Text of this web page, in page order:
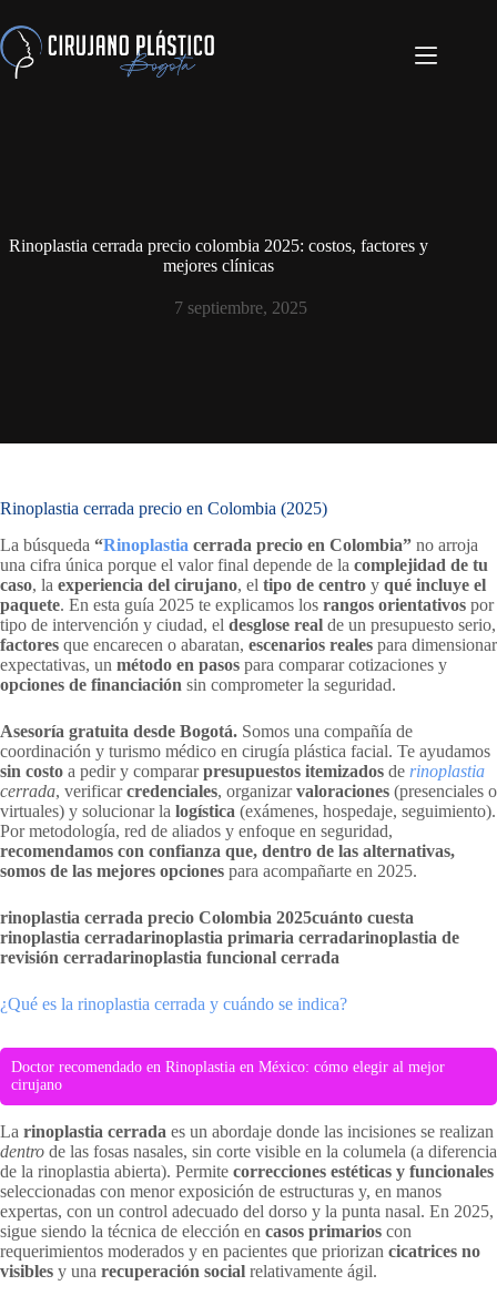
Rinoplastia cerrada precio colombia 2025: costos, factores y
mejores clínicas
7 septiembre, 2025
Rinoplastia cerrada precio en Colombia (2025)
La búsqueda “Rinoplastia cerrada precio en Colombia” no arroja
una cifra única porque el valor final depende de la complejidad de tu
caso, la experiencia del cirujano, el tipo de centro y qué incluye el
paquete. En esta guía 2025 te explicamos los rangos orientativos por
tipo de intervención y ciudad, el desglose real de un presupuesto serio,
factores que encarecen o abaratan, escenarios reales para dimensionar
expectativas, un método en pasos para comparar cotizaciones y
opciones de financiación sin comprometer la seguridad.
Asesoría gratuita desde Bogotá. Somos una compañía de
coordinación y turismo médico en cirugía plástica facial. Te ayudamos
sin costo a pedir y compararpresupuestos itemizados de rinoplastia
cerrada, verificarcredenciales, organizarvaloraciones (presenciales o
virtuales) y solucionar la logística (exámenes, hospedaje, seguimiento).
Por metodología, red de aliados y enfoque en seguridad,
recomendamos con confianza que, dentro de las alternativas,
somos de las mejores opciones para acompañarte en 2025.
rinoplastia cerrada precio Colombia 2025cuánto cuesta
rinoplastia cerradarinoplastia primaria cerradarinoplastia de
revisión cerradarinoplastia funcional cerrada
¿Qué es la rinoplastia cerrada y cuándo se indica?
Doctor recomendado en Rinoplastia en México: cómo elegir al mejor
cirujano
La rinoplastia cerrada es un abordaje donde las incisiones se realizan
dentro de las fosas nasales, sin corte visible en la columela (a diferencia
de la rinoplastia abierta). Permite correcciones estéticas y funcionales
seleccionadas con menor exposición de estructuras y, en manos
expertas, con un control adecuado del dorso y la punta nasal. En 2025,
sigue siendo la técnica de elección en casos primarios con
requerimientos moderados y en pacientes que priorizan cicatrices no
visibles y una recuperación social relativamente ágil.